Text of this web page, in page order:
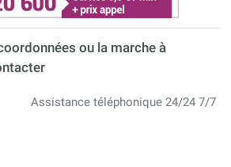
ou la marche à
Assistance téléphonique 24/24 7/7